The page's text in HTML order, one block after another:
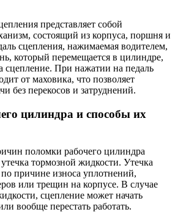
представляет собой
состоящий из корпуса, поршня и
сцепления, нажимаемая водителем,
который перемещается в цилиндре,
сцепление. При нажатии на педаль
от маховика, что позволяет
без перекосов и затруднений.
цилиндра и способы их
поломки рабочего цилиндра
тормозной жидкости. Утечка
причине износа уплотнений,
или трещин на корпусе. В случае
сцепление может начать
вообще перестать работать.